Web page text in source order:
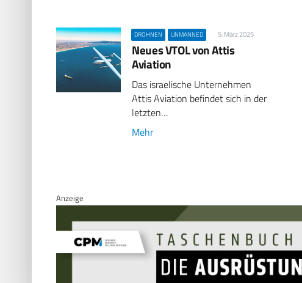
DROHNEN UNMANNED 5. März 2025
Neues VTOL von Attis
Aviation
Das israelische Unternehmen
Attis Aviation befindet sich in der
letzten…
Mehr
Anzeige